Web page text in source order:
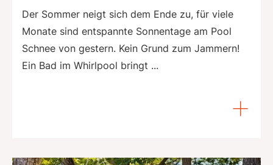
Der Sommer neigt sich dem Ende zu, für viele
Monate sind entspannte Sonnentage am Pool
Schnee von gestern. Kein Grund zum Jammern!
Ein Bad im Whirlpool bringt ...